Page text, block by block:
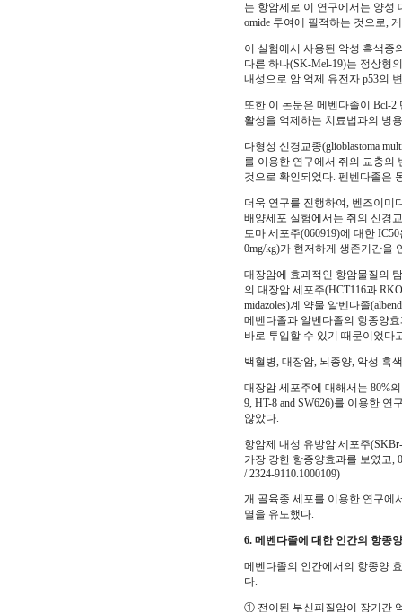
는 항암제로 이 연구에서는 양성
omide 투여에 필적하는 것으로,
이 실험에서 사용된 악성 흑색종
다른 하나(SK-Mel-19)는 정상형
내성으로 암 억제 유전자 p53의
또한 이 논문은 메벤다졸이 Bcl-
활성을 억제하는 치료법과의 병
다형성 신경교종(glioblastoma
를 이용한 연구에서 쥐의 교충의
것으로 확인되었다. 펜벤다졸은
더욱 연구를 진행하여, 벤즈이미
배양세포 실험에서는 쥐의 신경
토마 세포주(060919)에 대한
0mg/kg)가 현저하게 생존기간을
대장암에 효과적인 항암물질의
의 대장암 세포주(HCT116과
midazoles)계 약물 알벤다졸
메벤다졸과 알벤다졸의 항종양
바로 투입할 수 있기 때문이었다
백혈병, 대장암, 뇌종양, 악성 흑
대장암 세포주에 대해서는 80%
9, HT-8 and SW626)를 이용한
않았다.
항암제 내성 유방암 세포주
가장 강한 항종양효과를 보였고,
/ 2324-9110.1000109)
개 골육종 세포를 이용한 연구에
멸을 유도했다.
6. 메벤다졸에 대한 인간의 항종
메벤다졸의 인간에서의 항종양
다.
① 전이된 부신피질암이 장기간